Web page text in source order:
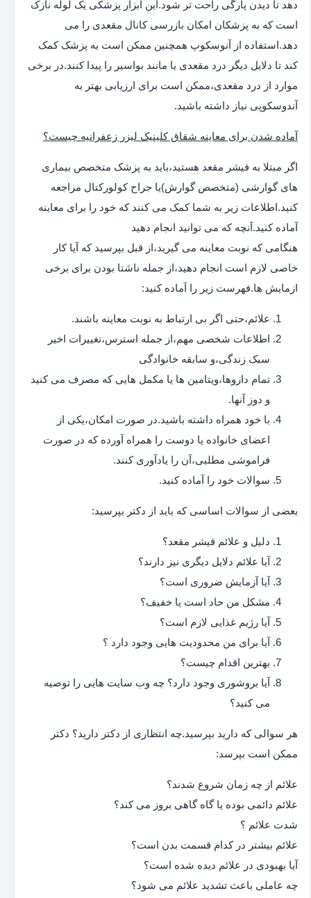
دهد تا دیدن پارگی راحت تر شود.این ابزار پزشکی یک لوله نازک
است که به پزشکان امکان بازرسی کانال مقعدی را می
دهد.استفاده از آنوسکوپ همچنین ممکن است به پزشک کمک
کند تا دلایل دیگر درد مقعدی یا مانند بواسیر را پیدا کنند.در برخی
موارد از درد مقعدی،ممکن است برای ارزیابی بهتر به
آندوسکوپی نیاز داشته باشید.
آماده شدن برای معاینه شقاق کلینیک لیزر زعفرانیه چیست؟
اگر مبتلا به فیشر مقعد هستید،باید به پزشک متخصص بیماری
های گوارشی (متخصص گوارش)یا جراح کولورکتال مراجعه
کنید.اطلاعات زیر به شما کمک می کنند که خود را برای معاینه
آماده کنید.آنچه که می توانید انجام دهید
هنگامی که نوبت معاینه می گیرید،از قبل بپرسید که آیا کار
خاصی لازم است انجام دهید،از جمله ناشتا بودن برای برخی
ازمایش ها.فهرست زیر را آماده کنید:
علائم،حتی اگر بی ارتباط به نوبت معاینه باشند.
اطلاعات شخصی مهم،از جمله استرس،تغییرات اخیر
سبک زندگی،و سابقه خانوادگی
تمام داروها،ویتامین ها یا مکمل هایی که مصرف می کنید
و دوز آنها.
با خود همراه داشته باشید.در صورت امکان،یکی از
اعضای خانواده یا دوست را همراه آورده که در صورت
فراموشی مطلبی،آن را یادآوری کنند.
سوالات خود را آماده کنید.
بعضی از سوالات اساسی که باید از دکتر بپرسید:
دلیل و علائم فیشر مقعد؟
آیا علائم دلایل دیگری نیز دارند؟
آیا آزمایش ضروری است؟
مشکل من حاد است یا خفیف؟
آیا رژیم غذایی لازم است؟
آیا برای من محدودیت هایی وجود دارد ؟
بهترین اقدام چیست؟
آیا بروشوری وجود دارد؟ چه وب سایت هایی را توصیه
می کنید؟
هر سوالی که دارید بپرسید.چه انتظاری از دکتر دارید؟ دکتر
ممکن است بپرسد:
علائم از چه زمان شروع شدند؟
علائم دائمی بوده یا گاه گاهی بروز می کند؟
شدت علائم ؟
علائم بیشتر در کدام قسمت بدن است؟
آیا بهبودی در علائم دیده شده است؟
چه عاملی باعث تشدید علائم می شود؟